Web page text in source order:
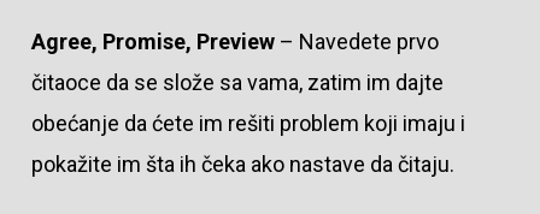
Agree, Promise, Preview– Navedete prvo
čitaoce da se slože sa vama, zatim im dajte
obećanje da ćete im rešiti problem koji imaju i
pokažite im šta ih čeka ako nastave da čitaju.